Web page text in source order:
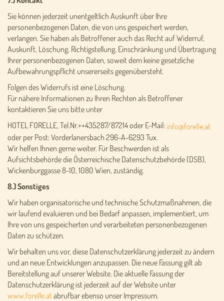
Sie können jederzeit unentgeltlich Auskunft über Ihre
personenbezogenen Daten, die von uns gespeichert werden,
verlangen. Sie haben als Betroffener auch das Recht auf Widerruf,
Auskunft, Löschung, Richtigstellung, Einschränkung und Übertragung
Ihrer personenbezogenen Daten, soweit dem keine gesetzliche
Aufbewahrungspflicht unsererseits gegenübersteht.
Folgen des Widerrufs ist eine Löschung.
Für nähere Informationen zu Ihren Rechten als Betroffener
kontaktieren Sie uns bitte unter
HOTEL FORELLE, Tel.Nr.++435287/87214 oder E-Mail:
oder per Post: Vorderlanersbach 296-A-6293 Tux.
Wir helfen Ihnen gerne weiter. Für Beschwerden ist als
Aufsichtsbehörde die Österreichische Datenschutzbehörde (DSB),
Wickenburggasse 8-10, 1080 Wien, zuständig.
8.) Sonstiges
Wir haben organisatorische und technische Schutzmaßnahmen, die
wir laufend evaluieren und bei Bedarf anpassen, implementiert, um
Ihre von uns gespeicherten und verarbeiteten personenbezogenen
Daten zu schützen.
Wir behalten uns vor, diese Datenschutzerklärung jederzeit zu ändern
und an neue Entwicklungen anzupassen. Die neue Fassung gilt ab
Bereitstellung auf unserer Website. Die aktuelle Fassung der
Datenschutzerklärung ist jederzeit auf der Website unter
www.forelle.atabrufbar ebenso unser Impressum.